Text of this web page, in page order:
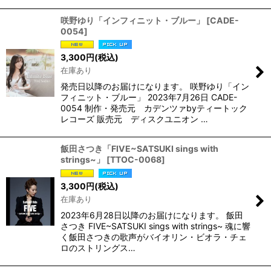
咲野ゆり「インフィニット・ブルー」 [CADE-
0054]
3,300円(税込)
在庫あり
発売日以降のお届けになります。 咲野ゆり「イン
フィニット・ブルー」 2023年7月26日 CADE-
0054 制作・発売元 カデンツァbyティートック
レコーズ 販売元 ディスクユニオン …
飯田さつき「FIVE~SATSUKI sings with
strings~」
[TTOC-0068]
3,300円(税込)
在庫あり
2023年6月28日以降のお届けになります。 飯田
さつき FIVE~SATSUKI sings with strings~ 魂に響
く飯田さつきの歌声がバイオリン・ビオラ・チェ
ロのストリングス…